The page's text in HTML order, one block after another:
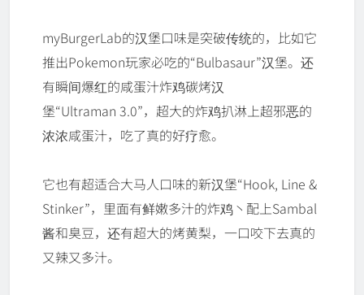
myBurgerLab的汉堡口味是突破传统的，比如它
推出Pokemon玩家必吃的“Bulbasaur”汉堡。还
有瞬间爆红的咸蛋汁炸鸡碳烤汉
堡“Ultraman 3.0”，超大的炸鸡扒淋上超邪恶的
浓浓咸蛋汁，吃了真的好疗愈。
它也有超适合大马人口味的新汉堡“Hook, Line &
Stinker”，里面有鲜嫩多汁的炸鸡丶配上Sambal
酱和臭豆，还有超大的烤黄梨，一口咬下去真的
又辣又多汁。